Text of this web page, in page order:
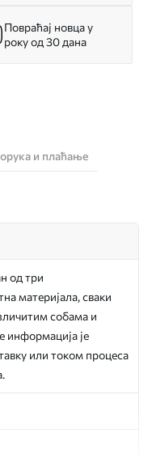
Повраћај новца у
року од 30 дана
и плаћање
од три
материјала, сваки
собама и
информација је
или током процеса